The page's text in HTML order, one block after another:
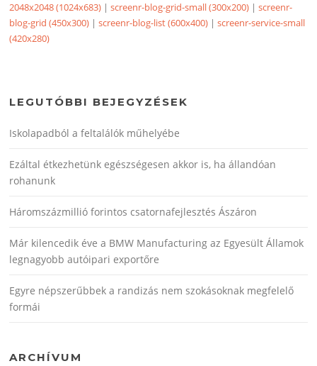
2048x2048 (1024x683) |screenr-blog-grid-small (300x200) |screenr-
blog-grid (450x300) |screenr-blog-list (600x400) |screenr-service-small
(420x280)
LEGUTÓBBI BEJEGYZÉSEK
Iskolapadból a feltalálók műhelyébe
Ezáltal étkezhetünk egészségesen akkor is, ha állandóan
rohanunk
Háromszázmillió forintos csatornafejlesztés Ászáron
Már kilencedik éve a BMW Manufacturing az Egyesült Államok
legnagyobb autóipari exportőre
Egyre népszerűbbek a randizás nem szokásoknak megfelelő
formái
ARCHÍVUM